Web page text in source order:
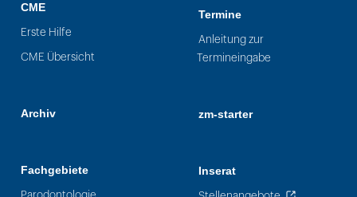
CME
Erste Hilfe
CME Übersicht
Archiv
Fachgebiete
Parodontologie
Termine
Anleitung zur
Termineingabe
zm-starter
Inserat